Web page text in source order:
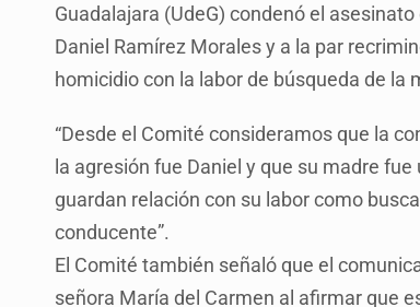
Guadalajara (UdeG) condenó el
Daniel Ramírez Morales y a la par
homicidio con la labor de búsqueda de la
“Desde el Comité consideramos que la
la agresión fue Daniel y que su madre
guardan relación con su labor como
conducente”.
El Comité también señaló que el
señora María del Carmen al afirmar que